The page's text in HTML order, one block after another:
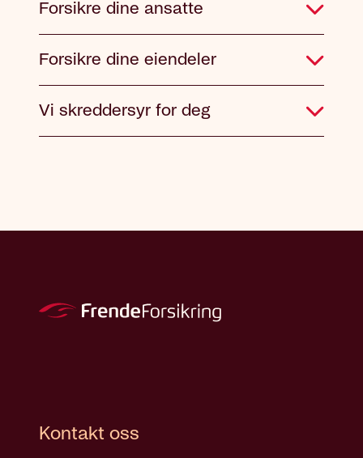
Forsikre dine ansatte
Forsikre dine eiendeler
Vi skreddersyr for deg
Kontakt oss